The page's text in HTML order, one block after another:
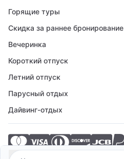
Горящие туры
Скидка за раннее бронирование
Вечеринка
Короткий отпуск
Летний отпуск
Парусный отдых
Дайвинг-отдых